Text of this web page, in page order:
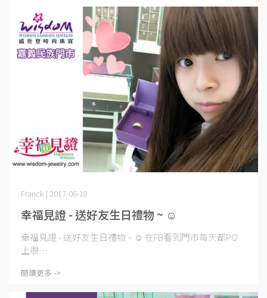
幸福見證 - 送好友生日禮物 ~ ☺
Franck | 2017-06-18
幸福見證 - 送好友生日禮物 ~ ☺ 在FB看到門市每天都PO
上很⋯
閱讀更多 ->